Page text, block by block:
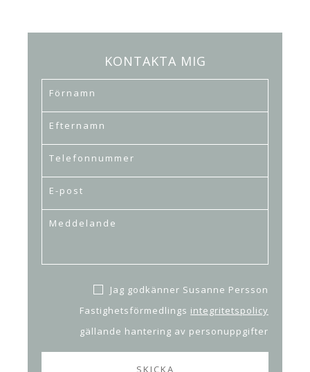
KONTAKTA MIG
Jag godkänner Susanne Persson
Fastighetsförmedlings integritetspolicy
gällande hantering av personuppgifter